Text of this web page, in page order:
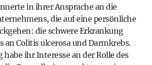
in ihrer Ansprache an die
die auf eine persönliche
die schwere Erkrankung
an Colitis ulcerosa und Darmkrebs.
habe ihr Interesse an der Rolle des